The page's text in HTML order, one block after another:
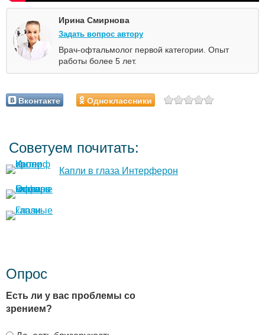
Ирина Смирнова
Задать вопрос автору
Врач-офтальмолог первой категории. Опыт
работы более 5 лет.
Вконтакте Одноклассники
Советуем почитать:
Капли в глаза Интерферон
Опрос
Есть ли у вас проблемы со
зрением?